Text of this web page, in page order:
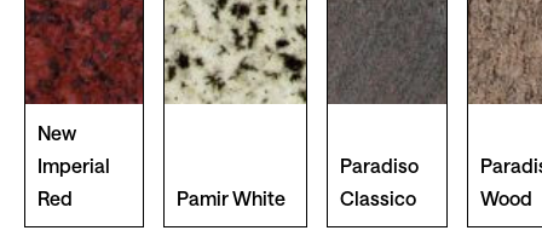
New
Imperial
Red
Pamir White
Paradiso
Classico
Wood